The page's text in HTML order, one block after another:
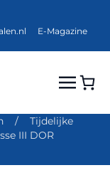
E-Magazine
/
Tijdelijke
III DOR